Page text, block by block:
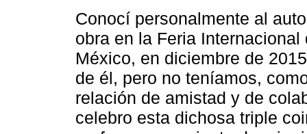
Conocí personalmente al
obra en la Feria
México, en diciembre de
de él, pero no teníamos,
relación de amistad y de
celebro esta dichosa triple